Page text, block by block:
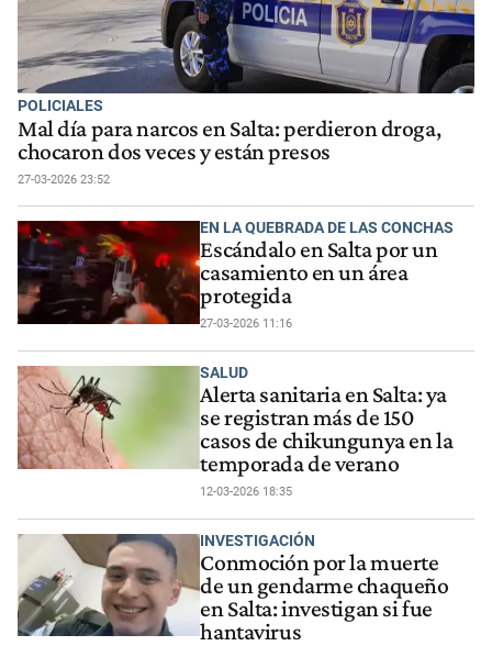
POLICIALES
Mal día para narcos en Salta: perdieron droga,
chocaron dos veces y están presos
27-03-2026 23:52
EN LA QUEBRADA DE LAS CONCHAS
Escándalo en Salta por un
casamiento en un área
protegida
27-03-2026 11:16
SALUD
Alerta sanitaria en Salta: ya
se registran más de 150
casos de chikungunya en la
temporada de verano
12-03-2026 18:35
INVESTIGACIÓN
Conmoción por la muerte
de un gendarme chaqueño
en Salta: investigan si fue
hantavirus